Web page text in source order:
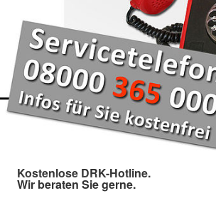
Kostenlose DRK-Hotline.
Wir beraten Sie gerne.